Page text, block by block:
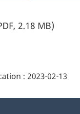
2.18 MB)
: 2023-02-13